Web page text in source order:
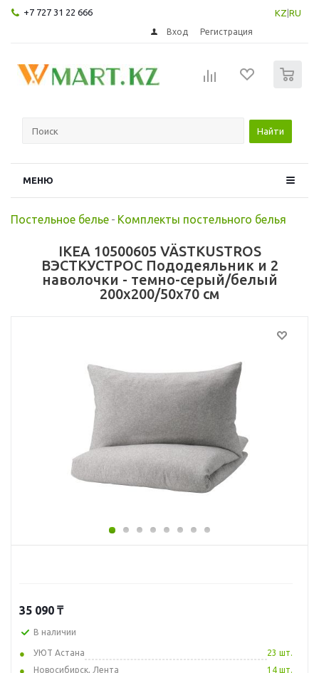
+7 727 31 22 666 KZ RU
Вход Регистрация
Найти
МЕНЮ
Постельное белье - Комплекты постельного белья
IKEA 10500605 VÄSTKUSTROS
ВЭСТКУСТРОС Пододеяльник и 2
наволочки - темно-серый/белый
200x200/50x70 см
35 090 ₸
В наличии
УЮТ Астана
23 шт.
Новосибирск, Лента
14 шт.